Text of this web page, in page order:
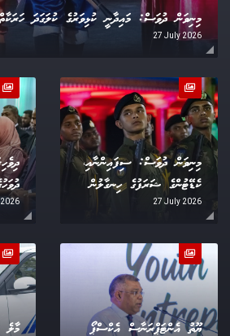
މިނިވަން ދުވަސް: މައިދާނީ ކުޅިވަރުގެ ކުލަގަދަ
27 July 2026
މިނިވަން ދުވަސް: ސިފައިންނާއި،
ކެޑޭޓުންގެ ޝަރަފުގެ ހިނގާލުން
27 July 2026
ޔޫތު އެންޓަޕްރަނާސް އެކްސްޕޯ މާލެ